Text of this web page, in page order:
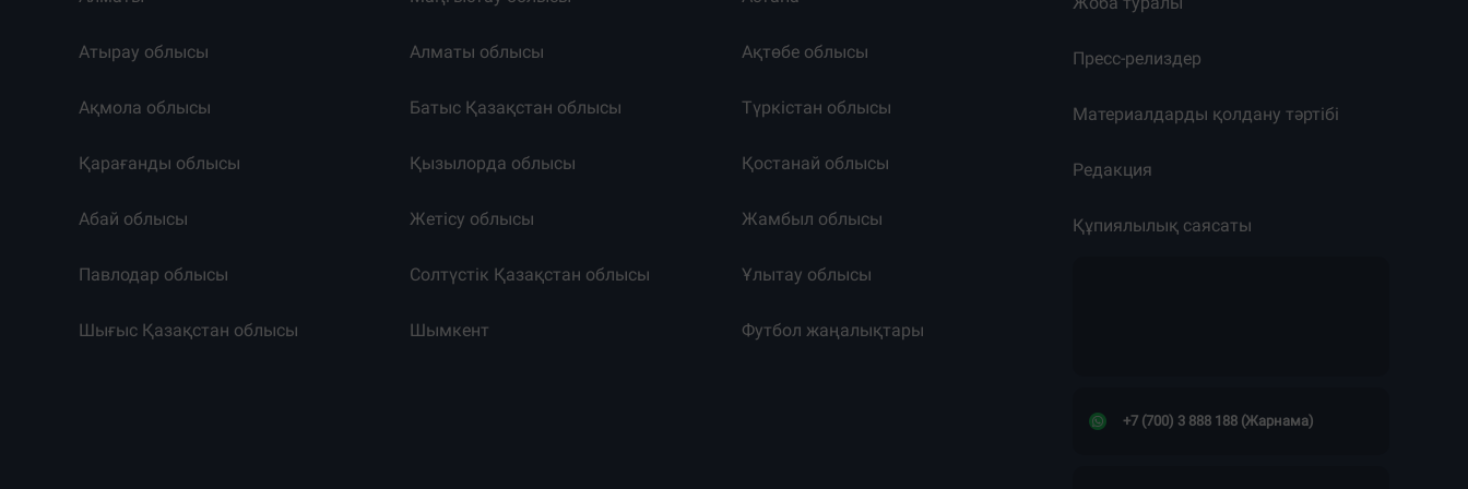
Атырау облысы Алматы облысы Ақтөбе облысы
Ақмола облысы Батыс Қазақстан облысы Түркістан облысы
Қарағанды облысы Қызылорда облысы Қостанай облысы
Абай облысы Жетісу облысы Жамбыл облысы
Павлодар облысы Солтүстік Қазақстан облысы Ұлытау облысы
Шығыс Қазақстан облысы Шымкент Футбол жаңалықтары
Пресс-релиздер
Материалдарды қолдану тәртібі
Редакция
Құпиялылық саясаты
+7 (700) 3 888 188 (Жарнама)